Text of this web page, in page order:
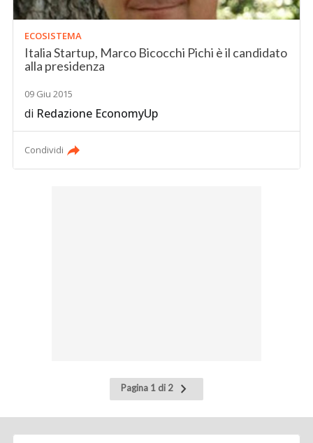
ECOSISTEMA
Italia Startup, Marco Bicocchi Pichi è il candidato
alla presidenza
09 Giu 2015
di Redazione EconomyUp
Condividi
Pagina 1 di 2
Pagina
successiva